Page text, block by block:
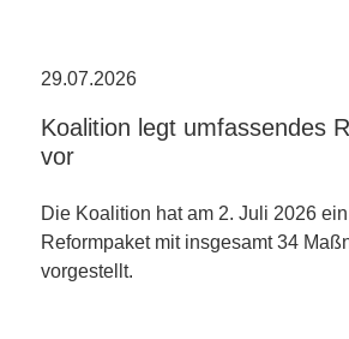
29.07.2026
Koalition legt umfassendes
vor
Die Koalition hat am 2. Juli 2026
Reformpaket mit insgesamt 34
vorgestellt.